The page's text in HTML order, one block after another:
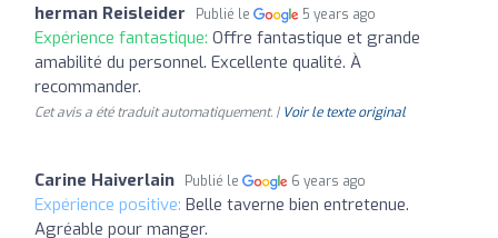
herman Reisleider Publié le 5 years ago
Expérience fantastique: Offre fantastique et grande
amabilité du personnel. Excellente qualité. À
recommander.
Cet avis a été traduit automatiquement. | Voir le texte original
Carine Haiverlain Publié le 6 years ago
Expérience positive: Belle taverne bien entretenue.
Agréable pour manger.